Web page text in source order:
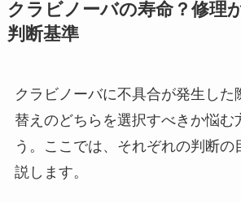
クラビノーバの寿命？修理
判断基準
クラビノーバに不具合が発生した
替えのどちらを選択すべきか悩む
う。ここでは、それぞれの判断の
説します。